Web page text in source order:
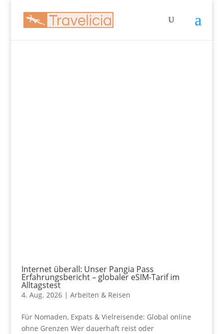
Internet überall: Unser Pangia Pass
Erfahrungsbericht – globaler eSIM-Tarif im
Alltagstest
4. Aug. 2026| Arbeiten & Reisen
Für Nomaden, Expats & Vielreisende: Global online
ohne Grenzen Wer dauerhaft reist oder